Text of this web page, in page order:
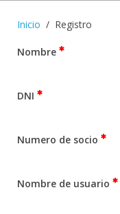
Inicio Registro
Nombre
DNI
Numero de socio
Nombre de usuario